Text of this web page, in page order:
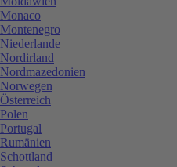
Monaco
Montenegro
Niederlande
Nordirland
Nordmazedonien
Norwegen
Österreich
Polen
Portugal
Rumänien
Schottland